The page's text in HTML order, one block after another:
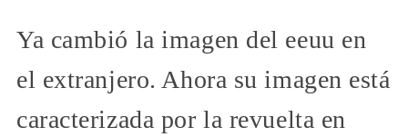
Ya cambió la imagen del eeuu en
el extranjero. Ahora su imagen está
caracterizada por la revuelta en